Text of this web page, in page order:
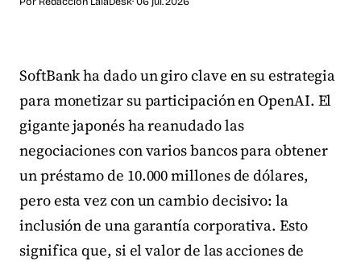
SoftBank ha dado un giro clave en su estrategia
para monetizar su participación en OpenAI. El
gigante japonés ha reanudado las
negociaciones con varios bancos para obtener
un préstamo de 10.000 millones de dólares,
pero esta vez con un cambio decisivo: la
inclusión de una garantía corporativa. Esto
significa que, si el valor de las acciones de